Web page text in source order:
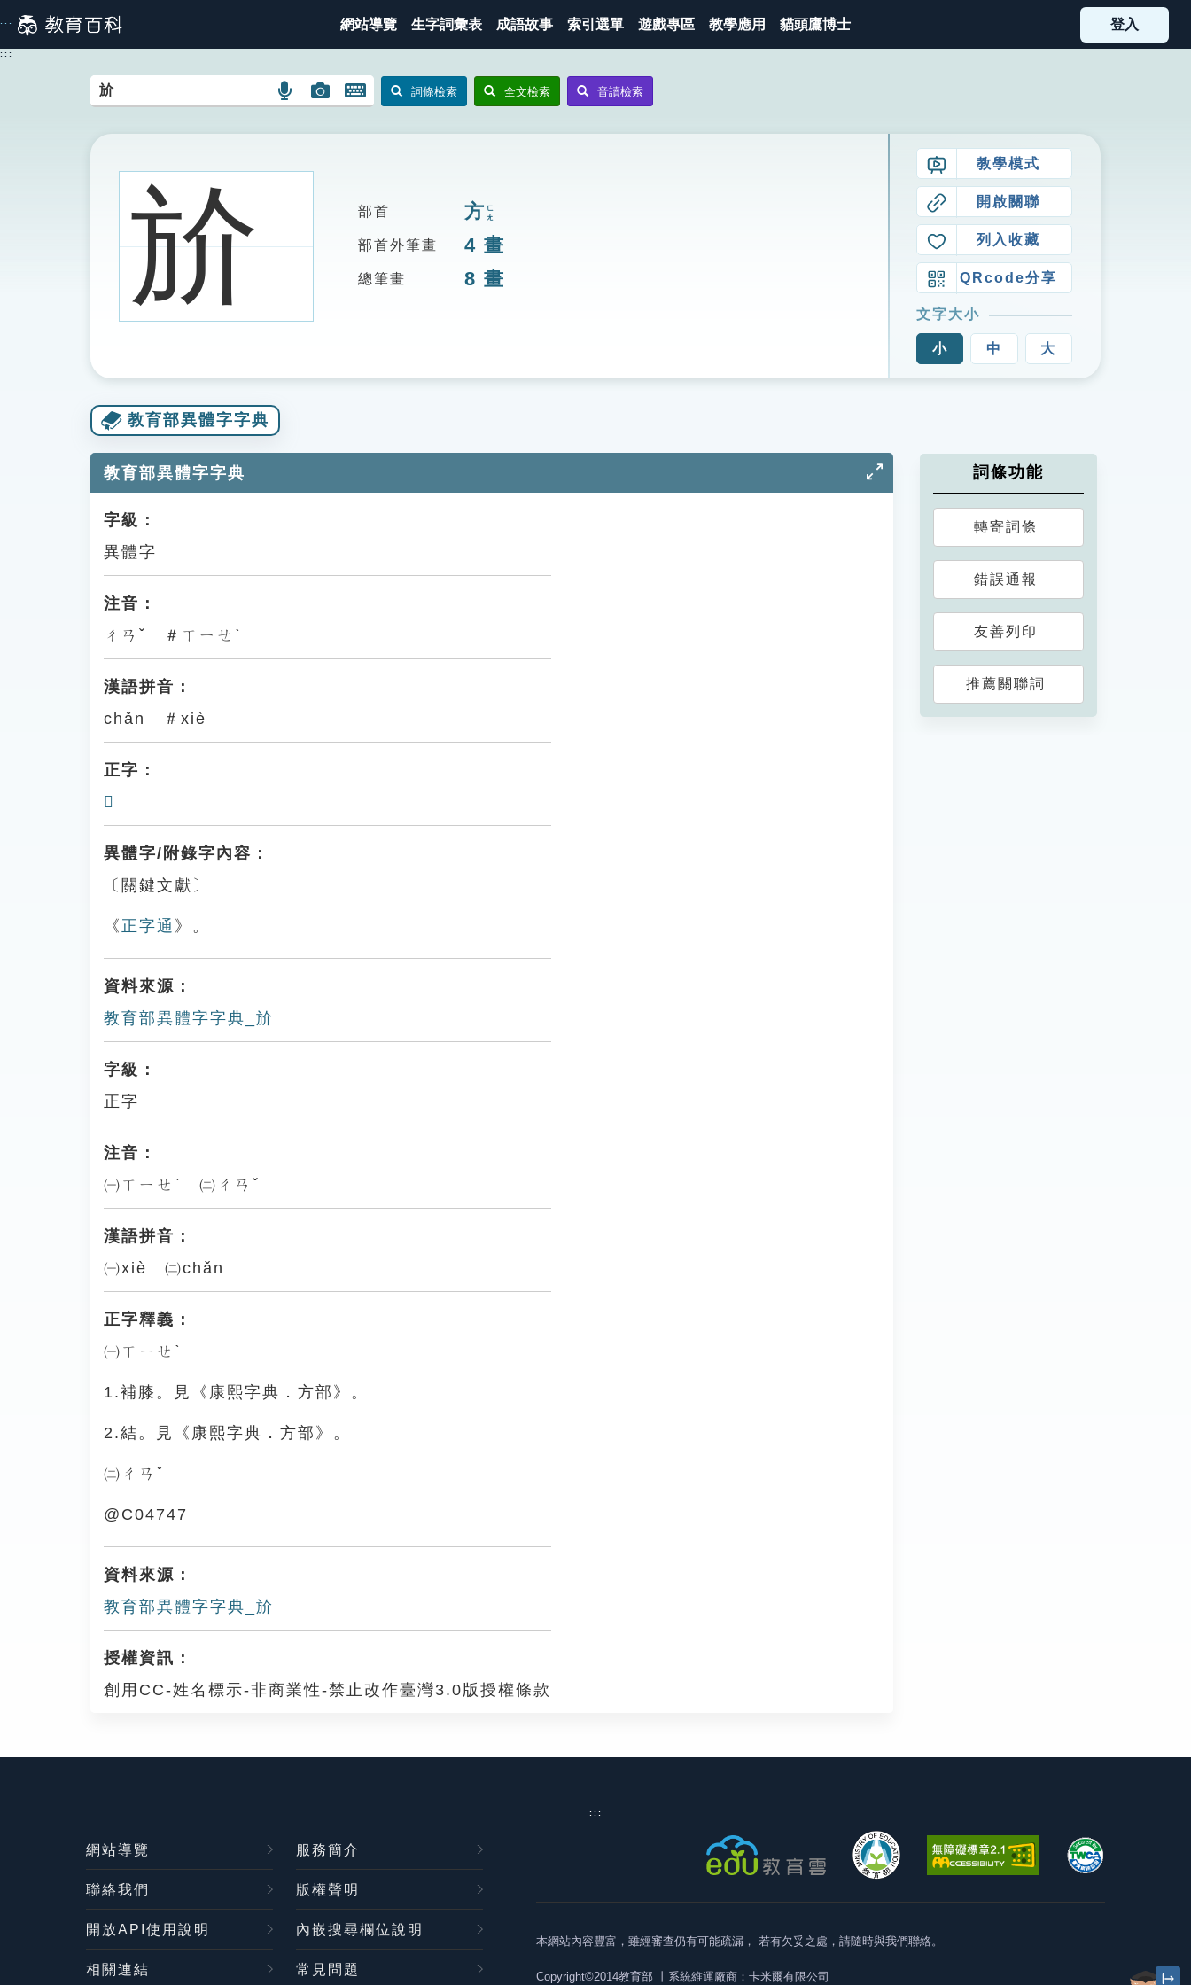
到
主
::: 網站導覽 生字詞彙表 成語故事 索引選單 遊戲專區 教學應用 貓頭鷹博士 登入
:::
語
搜
圖
圖
搜
開
鍵
詞條檢索 全文檢索 音讀檢索
斺 部首 方 ㄈㄤ
部首外筆畫 4 畫
總筆畫 8 畫
教學模式
開啟關聯
列入收藏
QRcode分享
文字大小
小 中 大
教育部異體字字典
教育部異體字字典
字級：
異體字
注音：
ㄔㄢˇ ＃ㄒㄧㄝˋ
漢語拼音：
chǎn ＃xiè
正字：
𣃘
異體字/附錄字內容：
〔關鍵文獻〕
《 正字通 》。
資料來源：
教育部異體字字典_斺
字級：
正字
注音：
㈠ㄒㄧㄝˋ ㈡ㄔㄢˇ
漢語拼音：
㈠xiè ㈡chǎn
正字釋義：
㈠ㄒㄧㄝˋ
1.補膝。見《康熙字典．方部》。
2.結。見《康熙字典．方部》。
㈡ㄔㄢˇ
@C04747
資料來源：
教育部異體字字典_斺
授權資訊：
創用CC-姓名標示-非商業性-禁止改作臺灣3.0版授權條款
詞條功能
轉寄詞條
錯誤通報
友善列印
推薦關聯詞
:::
網站導覽 服務簡介
聯絡我們 版權聲明
開放API使用說明 內嵌搜尋欄位說明
相關連結 常見問題
本網站內容豐富，雖經審查仍有可能疏漏， 若有欠妥之處，請隨時與我們聯絡。
Copyright©2014教育部 丨系統維運廠商：卡米爾有限公司